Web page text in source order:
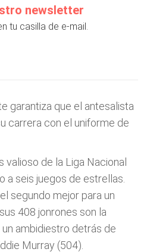
newsletter
tu casilla de e-mail.
garantiza que el antesalista
carrera con el uniforme de
de la Liga Nacional
a seis juegos de estrellas.
segundo mejor para un
408 jonrones son la
ambidiestro detrás de
Murray (504).